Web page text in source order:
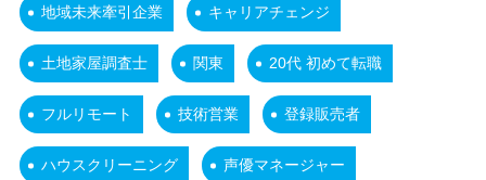
地域未来牽引企業 キャリアチェンジ
土地家屋調査士 関東 20代 初めて転職
フルリモート 技術営業 登録販売者
ハウスクリーニング 声優マネージャー